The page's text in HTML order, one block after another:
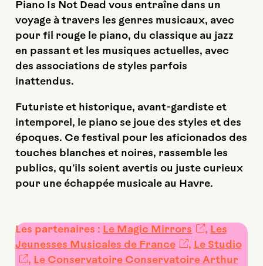
Piano Is Not Dead vous entraîne dans un
voyage à travers les genres musicaux, avec
pour fil rouge le piano, du classique au jazz
en passant et les musiques actuelles, avec
des associations de styles parfois
inattendus.
Futuriste et historique, avant-gardiste et
intemporel, le piano se joue des styles et des
époques. Ce festival pour les aficionados des
touches blanches et noires, rassemble les
publics, qu’ils soient avertis ou juste curieux
pour une échappée musicale au Havre.
Les partenaires : Le Magic Mirrors , Les
Jeunesses Musicales de France
, Le Studio
, Le Conservatoire Conservatoire Arthur